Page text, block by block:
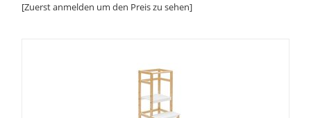
[Zuerst anmelden um den Preis zu sehen]